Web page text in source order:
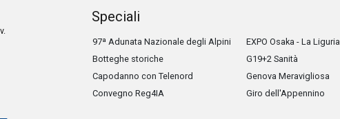
Speciali
97ª Adunata Nazionale degli Alpini
Botteghe storiche
Capodanno con Telenord
Convegno Reg4IA
EXPO Osaka - La Liguria
G19+2 Sanità
Genova Meravigliosa
Giro dell'Appennino